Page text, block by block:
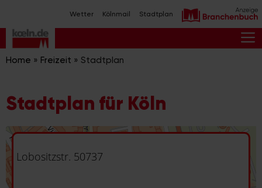
Inhalt
springen
Wetter Kölnmail Stadtplan
Home » Freizeit » Stadtplan
Stadtplan für Köln